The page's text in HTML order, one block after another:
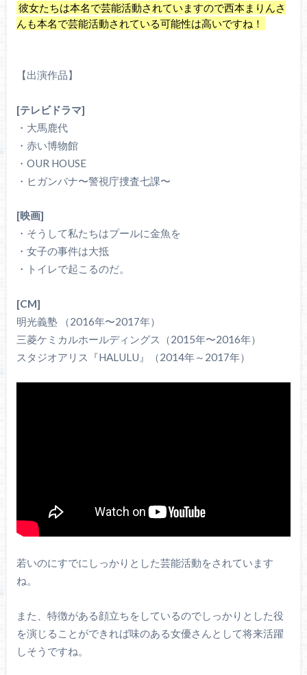
彼女たちは本名で芸能活動されていますので西本まりんさ
んも本名で芸能活動されている可能性は高いですね！
【出演作品】
[テレビドラマ]
・大馬鹿代
・赤い博物館
・OUR HOUSE
・ヒガンバナ〜警視庁捜査七課〜
[映画]
・そうして私たちはプールに金魚を
・女子の事件は大抵
・トイレで起こるのだ。
[CM]
明光義塾 （2016年〜2017年）
三菱ケミカルホールディングス（2015年〜2016年）
スタジオアリス『HALULU』（2014年～2017年）
若いのにすでにしっかりとした芸能活動をされています
ね。
また、特徴がある顔立ちをしているのでしっかりとした役
を演じることができれば味のある女優さんとして将来活躍
しそうですね。